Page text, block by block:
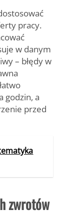
pracy.
w danym
– błędy w
godzin, a
przed
zwrotów